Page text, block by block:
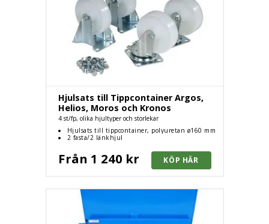
Hjulsats till Tippcontainer Argos,
Helios, Moros och Kronos
4 st/fp, olika hjultyper och storlekar
Hjulsats till tippcontainer, polyuretan ø160 mm
2 fasta/2 länkhjul
Från 1 240 kr